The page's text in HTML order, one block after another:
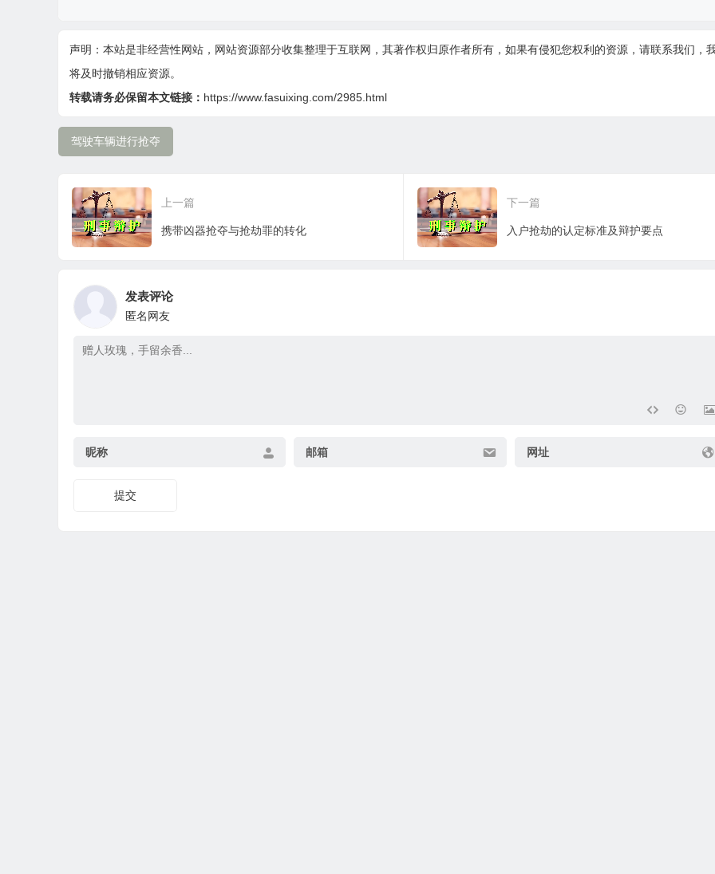
声明：本站是非经营性网站，网站资源部分收集整理于互联网，其著作权归原作者所有，如果有侵犯您权利的资源，请联系我们，
将及时撤销相应资源。
转载请务必保留本文链接： https://www.fasuixing.com/2985.html
驾驶车辆进行抢夺
上一篇
携带凶器抢夺与抢劫罪的转化
下一篇
入户抢劫的认定标准及辩护要点
发表评论
匿名网友
昵称 邮箱 网址
提交